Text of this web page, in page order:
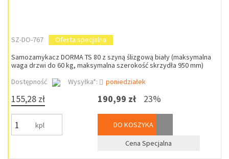
SZ-DO-767
Oferta specjalna
Samozamykacz DORMA TS 80 z szyną ślizgową biały (maksymalna
waga drzwi do 60 kg, maksymalna szerokość skrzydła 950 mm)
Dostępność
Wysyłka*: poniedziałek
155,28 zł
kpl
190,99 zł 23%
DO KOSZYKA
Cena Specjalna